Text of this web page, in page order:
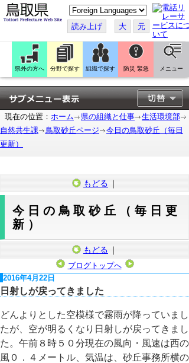
こ
の
ペ
ー
ジ
翻
訳
す
る
読み上げ 大 元
県外の方へ 分野で探す 組織で探す 防災 緊急 メニュー
現在の位置： ホーム 県の組織と仕事
生活環境部
自然共生課
鳥取砂丘ページ
今日の鳥取砂丘（毎日
更新）
もどる ｜
今日の鳥取砂丘（毎日更
新）
もどる ｜
ブログトップへ
2016年4月22日
日射しが戻ってきました
どんよりとした空模様で霧雨が降っていまし
たが、空が明るくなり日射しが戻ってきまし
た。午前８時５０分現在の風向・風速は西の
風０．４メートル、気温は、砂丘事務所横の